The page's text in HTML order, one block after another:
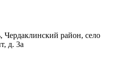
Чердаклинский район, село
д. 3а